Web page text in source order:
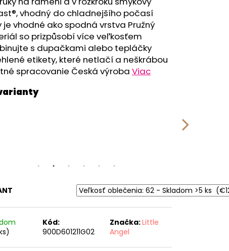
vhodný do chladnejšího počasí
je vhodné ako spodná vrstva Pružný
so prizpůsobí více veľkosťem
s dupačkami alebo tepláčky
etikety, které netlačí a neškrábou
spracovanie Česká výroba Viac
Kód:
900D601211G02
Značka:Little
Angel